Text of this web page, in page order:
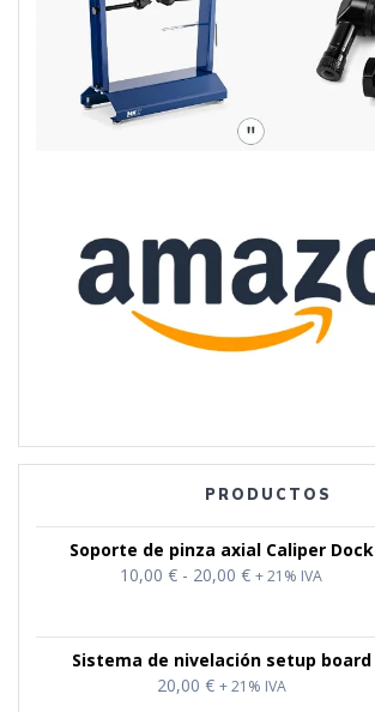
PRODUCTOS
Soporte de pinza axial Caliper Dock
10,00 € - 20,00 €Rango
desde
+ 21% IVA
Sistema de nivelación setup board
20,00 € + 21% IVA